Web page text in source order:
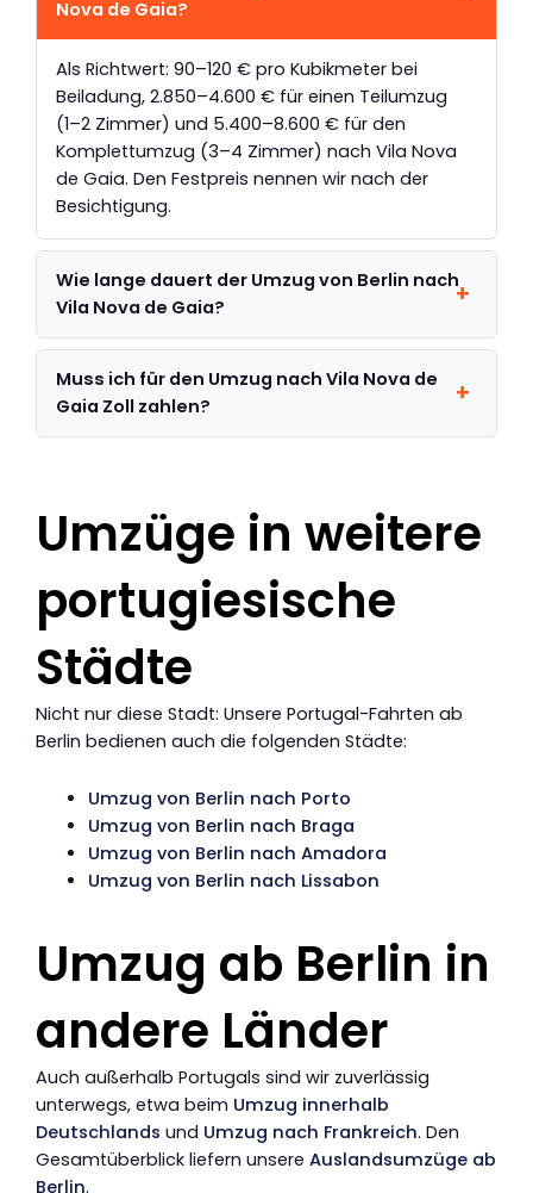
Nova de Gaia?
Als Richtwert: 90–120 € pro Kubikmeter bei
Beiladung, 2.850–4.600 € für einen Teilumzug
(1–2 Zimmer) und 5.400–8.600 € für den
Komplettumzug (3–4 Zimmer) nach Vila Nova
de Gaia. Den Festpreis nennen wir nach der
Besichtigung.
Wie lange dauert der Umzug von Berlin nach
Vila Nova de Gaia?
Muss ich für den Umzug nach Vila Nova de
Gaia Zoll zahlen?
Umzüge in weitere
portugiesische
Städte
Nicht nur diese Stadt: Unsere Portugal-Fahrten ab
Berlin bedienen auch die folgenden Städte:
Umzug von Berlin nach Porto
Umzug von Berlin nach Braga
Umzug von Berlin nach Amadora
Umzug von Berlin nach Lissabon
Umzug ab Berlin in
andere Länder
Auch außerhalb Portugals sind wir zuverlässig
unterwegs, etwa beim Umzug innerhalb
Deutschlands und Umzug nach Frankreich. Den
Gesamtüberblick liefern unsere Auslandsumzüge ab
Berlin.